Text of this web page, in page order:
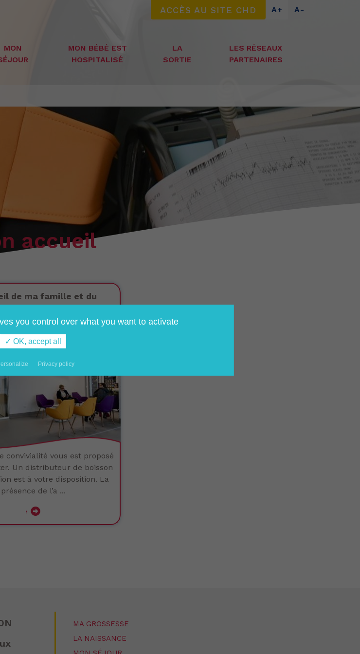
ACCÈS AU SITE CHD A+ A-
MON
MON BÉBÉ EST
HOSPITALISÉ
LA
SORTIE
LES RÉSEAUX
PARTENAIRES
accueil
de ma famille et du
convivialité vous est proposé
Un distributeur de boisson
est à votre disposition. La
présence de l’a ...
suite
MA GROSSESSE
LA NAISSANCE
you control over what you want to activate
✓ OK, accept all
Privacy policy